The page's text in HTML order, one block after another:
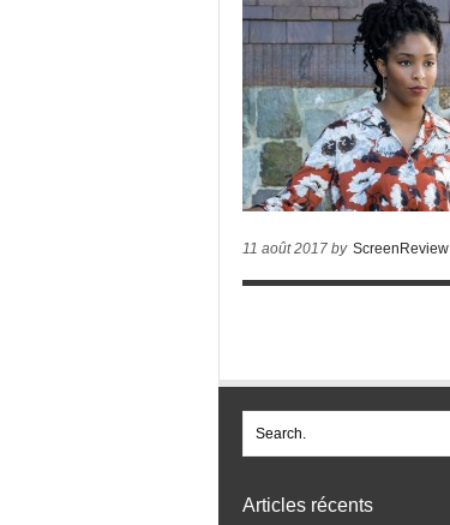
11 août 2017 by ScreenReview
Articles récents